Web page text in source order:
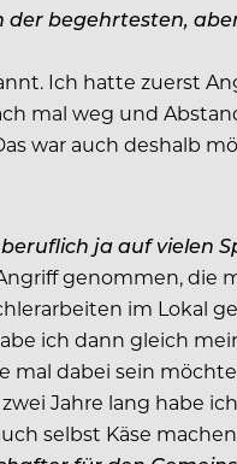
begehrtesten,
Ich hatte zuerst
mal weg und
war auch deshalb
ja auf vielen
genommen, die
im Lokal
ich dann gleich
mal dabei sein
Jahre lang habe
selbst Käse